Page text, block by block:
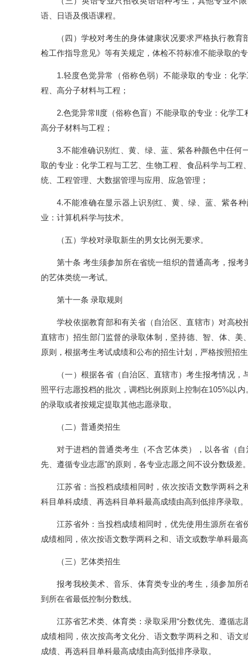
语、日语及俄语课程。
（四）学校对考生的身体健康状况要求严格执行教
检工作指导意见》等有关规定，体检不符标准不能录取的专
1.轻度色觉异常（俗称色弱）不能录取的专业：化
程、高分子材料与工程；
2.色觉异常II度（俗称色盲）不能录取的专业：化学
高分子材料与工程；
3.不能准确识别红、黄、绿、蓝、紫各种颜色中任
取的专业：化学工程与工艺、生物工程、食品科学与工
统、工程管理、大数据管理与应用、应急管理；
4.不能准确在显示器上识别红、黄、绿、蓝、紫各
业：计算机科学与技术。
（五）学校对录取新生的男女比例无要求。
第十条 考生须参加所在省统一组织的普通高考，报
的艺体类统一考试。
第十一条 录取规则
学校依据教育部和有关省（自治区、直辖市）对高校
直辖市）招生部门监督的录取体制，坚持德、智、体、
原则，根据考生考试成绩和公布的招生计划，严格按照招
（一）根据各省（自治区、直辖市）考生报考情况
照平行志愿投档的批次，调档比例原则上控制在105%以
的录取或者按规定提取其他志愿录取。
（二）普通类招生
对于进档的普通类考生（不含艺体类），以各省（
先、遵循专业志愿”的原则，各专业志愿之间不设分数级差。
江苏省：当投档成绩相同时，依次按语文数学两科
科目单科成绩、再选科目单科最高成绩由高到低排序录取。
江苏省外：当投档成绩相同时，优先使用生源所在
成绩相同，依次按语文数学两科之和、语文或数学单科最
（三）艺体类招生
报考我校美术、音乐、体育类专业的考生，须参加
到所在省最低控制分数线。
江苏省艺术类、体育类：录取采用“分数优先、遵循
成绩相同，依次按高考文化分、语文数学两科之和、语
成绩、再选科目单科最高成绩由高到低排序录取。